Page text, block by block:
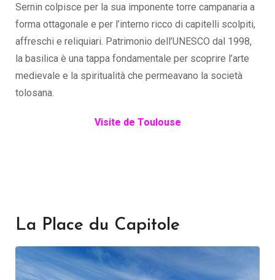
Sernin colpisce per la sua imponente torre campanaria a
forma ottagonale e per l’interno ricco di capitelli scolpiti,
affreschi e reliquiari. Patrimonio dell’UNESCO dal 1998,
la basilica è una tappa fondamentale per scoprire l’arte
medievale e la spiritualità che permeavano la società
tolosana.
Visite de Toulouse
La Place du Capitole